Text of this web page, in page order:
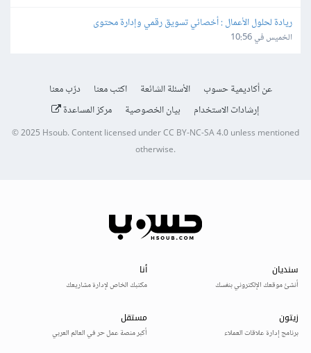
ريادة لحلول الأعمال : أخصائي تسويق رقمي وإدارة محتوى
الخميس في 10:56
عن أكاديمية حسوب الأسئلة الشائعة اكتب معنا
درّب معنا
إرشادات الاستخدام
بيان الخصوصية مركز المساعدة
© 2025 Hsoub.Content licensed underCC BY-NC-SA 4.0unless mentioned
otherwise.